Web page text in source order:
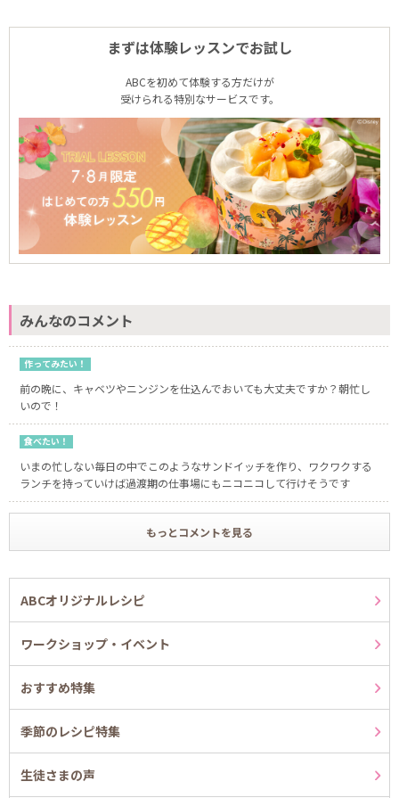
まずは体験レッスンでお試し
ABCを初めて体験する方だけが
受けられる特別なサービスです。
みんなのコメント
作ってみたい！
前の晩に、キャベツやニンジンを仕込んでおいても大丈夫ですか？朝忙し
いので！
食べたい！
いまの忙しない毎日の中でこのようなサンドイッチを作り、ワクワクする
ランチを持っていけば過渡期の仕事場にもニコニコして行けそうです
もっとコメントを見る
ABCオリジナルレシピ
ワークショップ・イベント
おすすめ特集
季節のレシピ特集
生徒さまの声